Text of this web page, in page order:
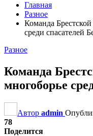
Главная
Разное
Команда
среди спасателей
Разное
Команда
многоборье
Автор admin
78
Поделится